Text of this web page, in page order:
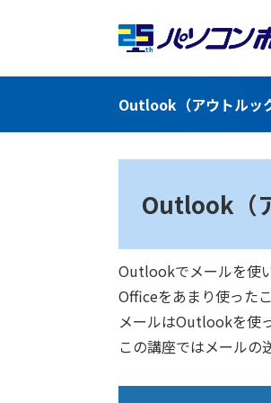
Outlook（アウトルッ
Outlook（
Outlookでメールを使
Officeをあまり使った
メールはOutlookを使
この講座ではメールの